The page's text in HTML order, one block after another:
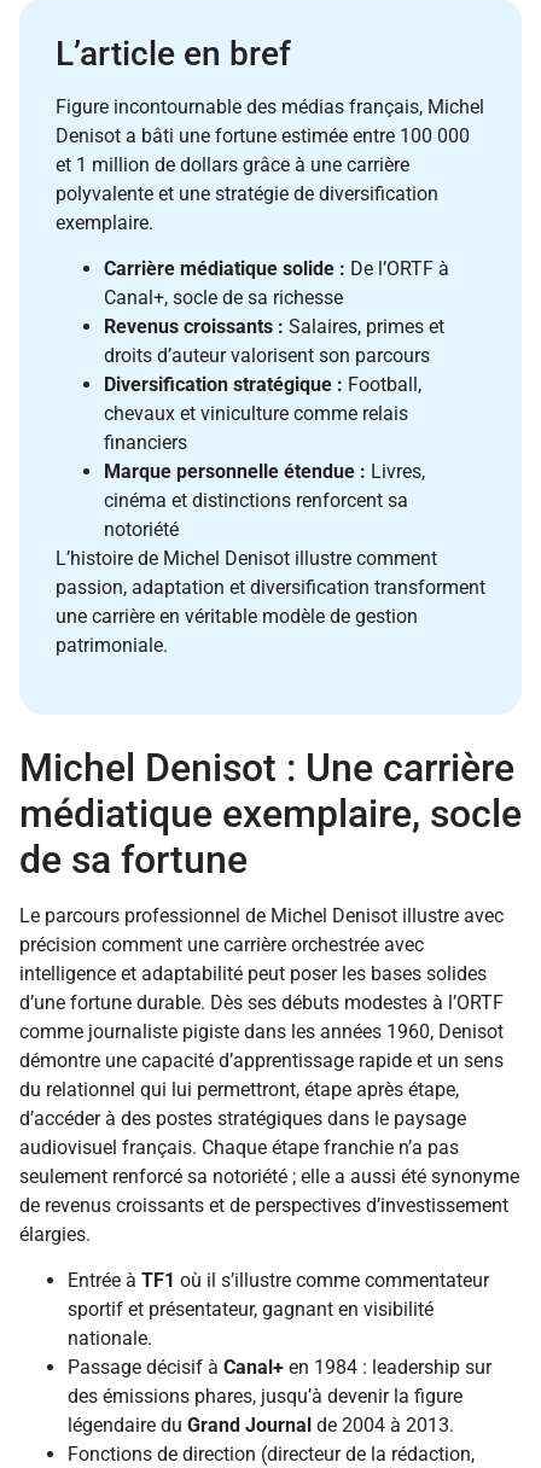
L’article en bref
Figure incontournable des médias français, Michel
Denisot a bâti une fortune estimée entre 100 000
et 1 million de dollars grâce à une carrière
polyvalente et une stratégie de diversification
exemplaire.
Carrière médiatique solide : De l’ORTF à
Canal+, socle de sa richesse
Revenus croissants : Salaires, primes et
droits d’auteur valorisent son parcours
Diversification stratégique : Football,
chevaux et viniculture comme relais
financiers
Marque personnelle étendue : Livres,
cinéma et distinctions renforcent sa
notoriété
L’histoire de Michel Denisot illustre comment
passion, adaptation et diversification transforment
une carrière en véritable modèle de gestion
patrimoniale.
Michel Denisot : Une carrière
médiatique exemplaire, socle
de sa fortune
Le parcours professionnel de Michel Denisot illustre avec
précision comment une carrière orchestrée avec
intelligence et adaptabilité peut poser les bases solides
d’une fortune durable. Dès ses débuts modestes à l’ORTF
comme journaliste pigiste dans les années 1960, Denisot
démontre une capacité d’apprentissage rapide et un sens
du relationnel qui lui permettront, étape après étape,
d’accéder à des postes stratégiques dans le paysage
audiovisuel français. Chaque étape franchie n’a pas
seulement renforcé sa notoriété ; elle a aussi été synonyme
de revenus croissants et de perspectives d’investissement
élargies.
Entrée à TF1 où il s’illustre comme commentateur
sportif et présentateur, gagnant en visibilité
nationale.
Passage décisif à Canal+ en 1984 : leadership sur
des émissions phares, jusqu’à devenir la figure
légendaire du Grand Journal de 2004 à 2013.
Fonctions de direction (directeur de la rédaction,